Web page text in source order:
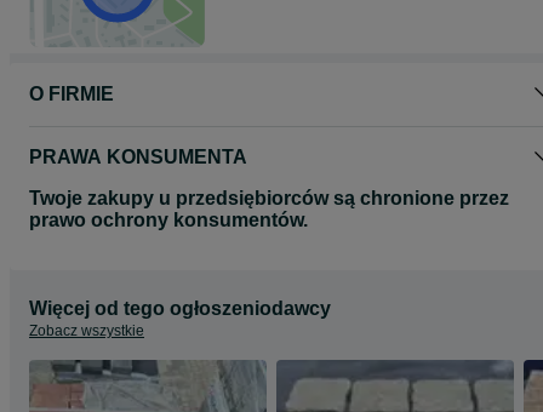
O FIRMIE
PRAWA KONSUMENTA
Twoje zakupy u przedsiębiorców są chronione przez
prawo ochrony konsumentów.
Więcej od tego ogłoszeniodawcy
Zobacz wszystkie